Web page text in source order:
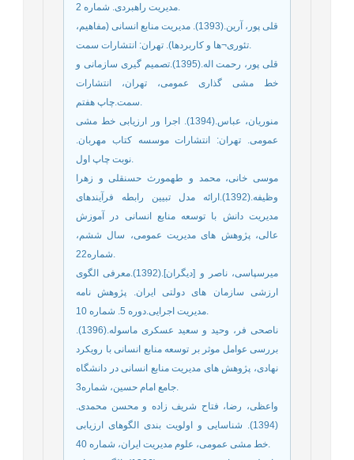
مدیریت راهبردی. شماره 2.
قلی پور، آرین.(1393). مدیریت منابع انسانی (مفاهیم،
تئوری¬ها و کاربردها). تهران: انتشارات سمت.
قلی پور، رحمت اله.(1395).تصمیم گیری سازمانی و
خط مشی گذاری عمومی، تهران، انتشارات
سمت.چاپ هفتم.
منوریان، عباس.(1394). اجرا ور ارزیابی خط مشی
عمومی. تهران: انتشارات موسسه کتاب مهربان.
نوبت چاپ اول.
موسی خانی، محمد و طهمورث حسنقلی و زهرا
وظیفه.(1392).ارائه مدل تبیین رابطه فرآیندهای
مدیریت دانش با توسعه منابع انسانی در آموزش
عالی، پژوهش های مدیریت عمومی، سال ششم،
شماره22.
میرسپاسی، ناصر و [دیگران].(1392).معرفی الگوی
ارزشی سازمان های دولتی ایران. پژوهش نامه
مدیریت اجرایی.دوره 5. شماره 10.
ناصحی فر، وحید و سعید عسکری ماسوله.(1396).
بررسی عوامل موثر بر توسعه منابع انسانی با رویکرد
نهادی، پژوهش های مدیریت منابع انسانی در دانشگاه
جامع امام حسین، شماره3.
واعظی، رضا، فتاح شریف زاده و محسن محمدی.
(1394). شناسایی و اولویت بندی الگوهای ارزیابی
خط مشی عمومی، علوم مدیریت ایران، شماره 40.